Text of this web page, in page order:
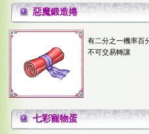
惡魔鍛造捲
有二分之一機率百
不可交易轉讓
七彩寵物蛋